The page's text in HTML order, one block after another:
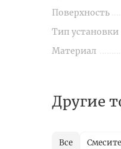
Поверхность
Тип установки
Материал
Другие
Все